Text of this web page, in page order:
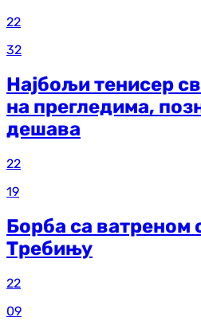
22
32
Најбољи тенисер
на прегледима,
дешава
22
19
Борба са ватреном
Требињу
22
09